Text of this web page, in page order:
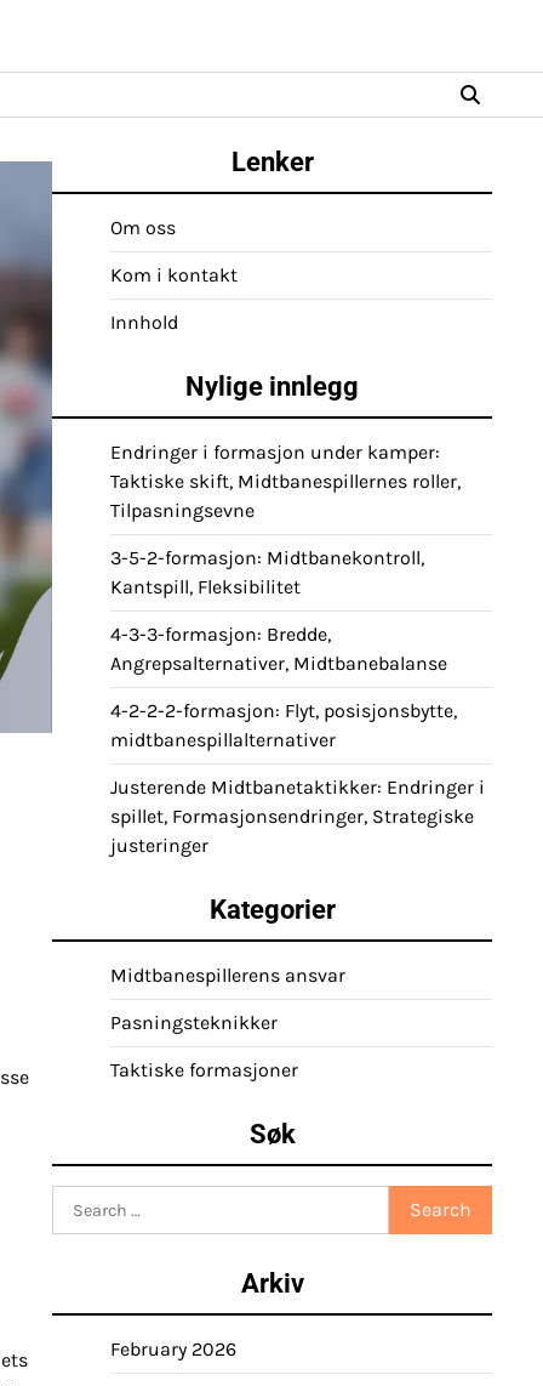
Lenker
Om oss
Kom i kontakt
Innhold
Nylige innlegg
Endringer i formasjon under kamper:
Taktiske skift, Midtbanespillernes roller,
Tilpasningsevne
3-5-2-formasjon: Midtbanekontroll,
Kantspill, Fleksibilitet
4-3-3-formasjon: Bredde,
Angrepsalternativer, Midtbanebalanse
4-2-2-2-formasjon: Flyt, posisjonsbytte,
midtbanespillalternativer
Justerende Midtbanetaktikker: Endringer i
spillet, Formasjonsendringer, Strategiske
justeringer
Kategorier
Midtbanespillerens ansvar
Pasningsteknikker
Taktiske formasjoner
Søk
for:
Arkiv
February 2026